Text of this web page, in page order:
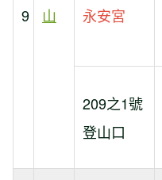
9
山
永安宮
209之1號
登山口